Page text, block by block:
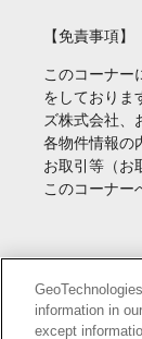
【免責事項】
このコーナー
をしておりま
ズ株式会社、
各物件情報の
お取引等（お
このコーナー
Copyright(c) At
本ページはプ
information in
except